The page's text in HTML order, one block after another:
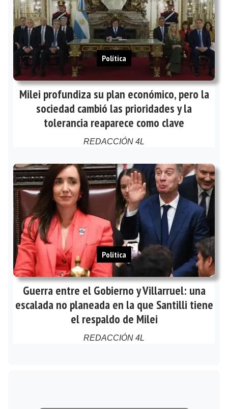
Milei profundiza su plan económico, pero la
sociedad cambió las prioridades y la
tolerancia reaparece como clave
REDACCIÓN 4L
Política
Guerra entre el Gobierno y Villarruel: una
escalada no planeada en la que Santilli tiene
el respaldo de Milei
REDACCIÓN 4L
Política